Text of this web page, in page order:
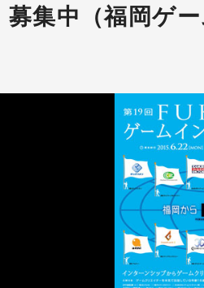
募集中（福岡ゲー